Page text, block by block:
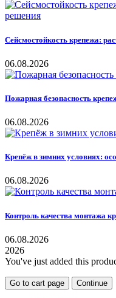
Сейсмостойкость крепежа:
06.08.2026
Пожарная безопасность
06.08.2026
Крепёж в зимних условиях:
06.08.2026
Контроль качества монтажа
06.08.2026
2026
You've just added this
Go to cart page Continue